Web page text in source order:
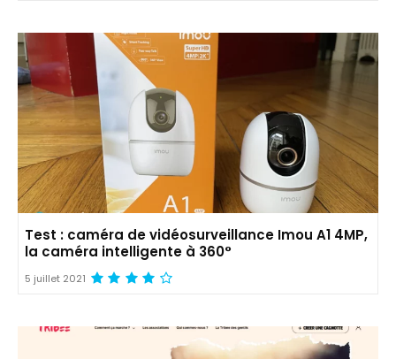
Test : caméra de vidéosurveillance Imou A1 4MP,
la caméra intelligente à 360°
5 juillet 2021